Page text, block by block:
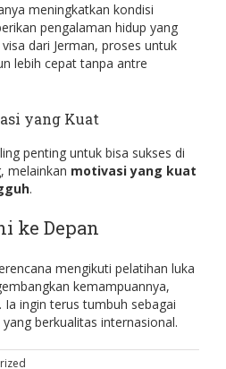
meningkatkan kondisi
pengalaman hidup yang
dari Jerman, proses untuk
lebih cepat tanpa antre
yang Kuat
penting untuk bisa sukses di
melainkan motivasi yang kuat
.
ke Depan
mengikuti pelatihan luka
kemampuannya,
ingin terus tumbuh sebagai
berkualitas internasional.